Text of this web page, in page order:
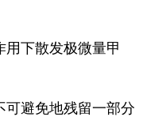
下散发极微量甲
避免地残留一部分